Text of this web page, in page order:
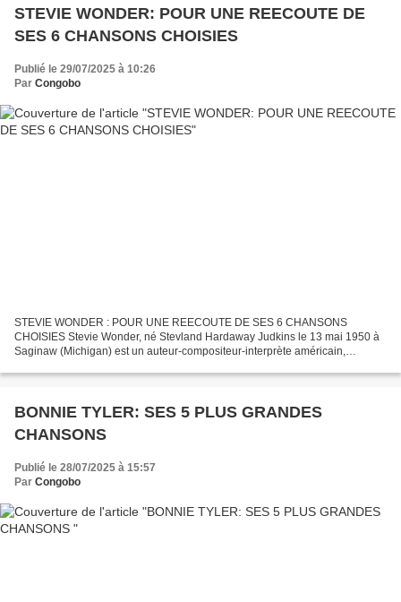
STEVIE WONDER: POUR UNE REECOUTE DE
SES 6 CHANSONS CHOISIES
Publié le 29/07/2025 à 10:26
Par Congobo
STEVIE WONDER : POUR UNE REECOUTE DE SES 6 CHANSONS
CHOISIES Stevie Wonder, né Stevland Hardaway Judkins le 13 mai 1950 à
Saginaw (Michigan) est un auteur-compositeur-interprète américain,
BONNIE TYLER: SES 5 PLUS GRANDES
CHANSONS
Publié le 28/07/2025 à 15:57
Par Congobo